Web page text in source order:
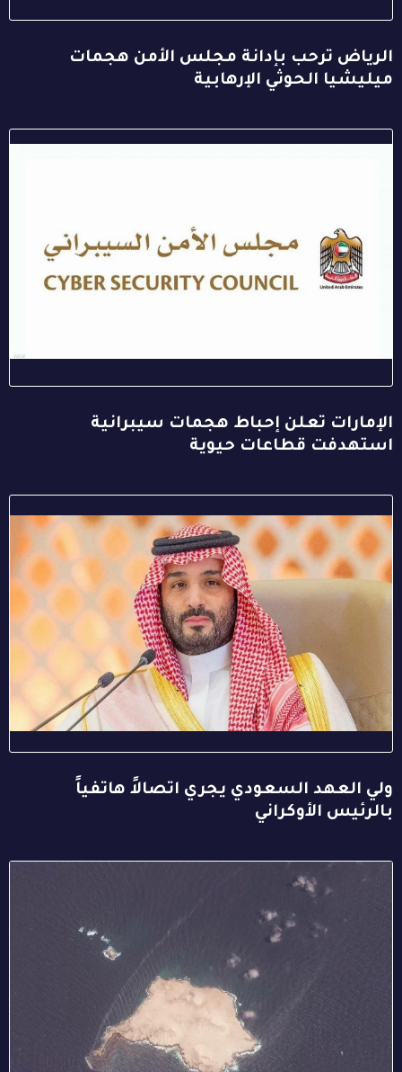
الرياض ترحب بإدانة مجلس الأمن هجمات
ميليشيا الحوثي الإرهابية
الإمارات تعلن إحباط هجمات سيبرانية
استهدفت قطاعات حيوية
ولي العهد السعودي يجري اتصالاً هاتفياً
بالرئيس الأوكراني